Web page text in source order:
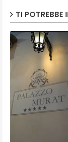
TI POTREBBE